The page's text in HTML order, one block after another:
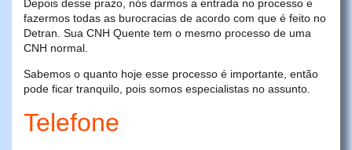
Depois desse prazo, nós darmos a entrada no processo e
fazermos todas as burocracias de acordo com que é feito no
Detran. Sua CNH Quente tem o mesmo processo de uma
CNH normal.
Sabemos o quanto hoje esse processo é importante, então
pode ficar tranquilo, pois somos especialistas no assunto.
Telefone